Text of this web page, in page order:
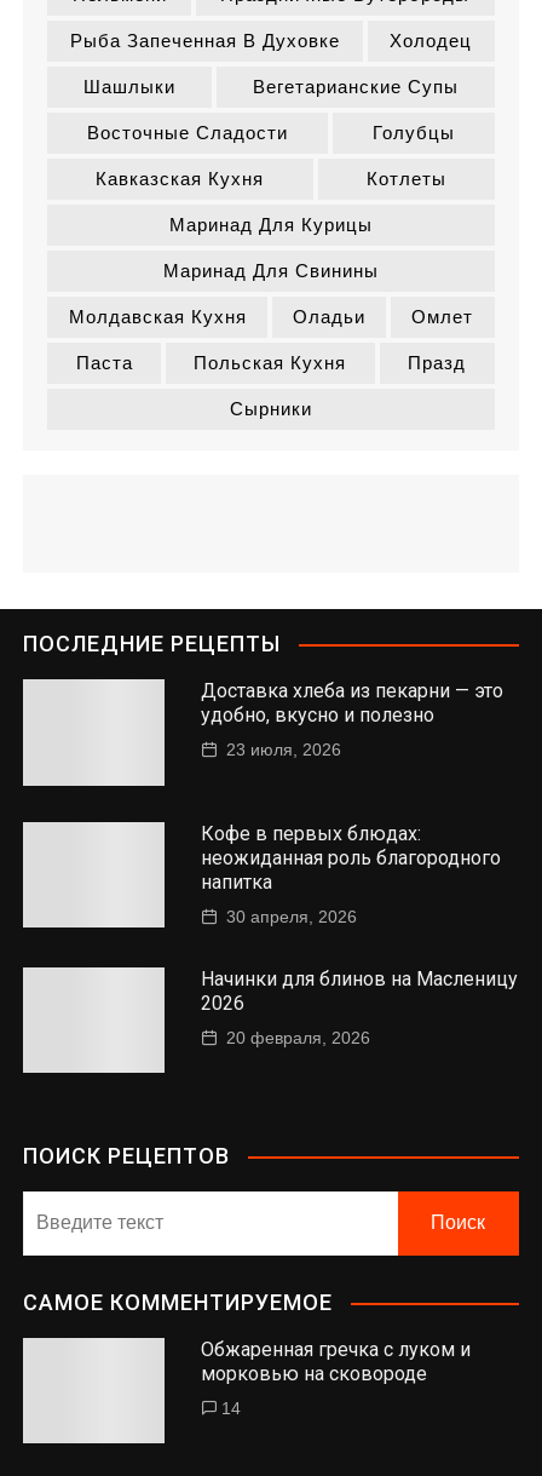
Рыба Запеченная В Духовке Холодец
Шашлыки Вегетарианские Супы
Восточные Сладости Голубцы
Кавказская Кухня Котлеты
Маринад Для Курицы
Маринад Для Свинины
Молдавская Кухня Оладьи Омлет
Паста Польская Кухня Празд
Сырники
ПОСЛЕДНИЕ РЕЦЕПТЫ
Доставка хлеба из пекарни — это
удобно, вкусно и полезно
23 июля, 2026
Кофе в первых блюдах:
неожиданная роль благородного
напитка
30 апреля, 2026
Начинки для блинов на Масленицу
2026
20 февраля, 2026
ПОИСК РЕЦЕПТОВ
САМОЕ КОММЕНТИРУЕМОЕ
Обжаренная гречка с луком и
морковью на сковороде
14